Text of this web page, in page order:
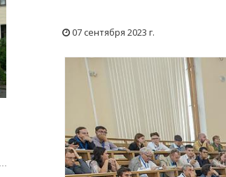
07 сентября 2023 г.